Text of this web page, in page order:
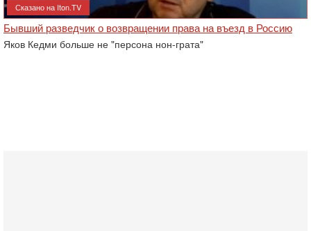
Сказано на Iton.TV
Бывший разведчик о возвращении права на въезд в Россию
Яков Кедми больше не "персона нон-грата"